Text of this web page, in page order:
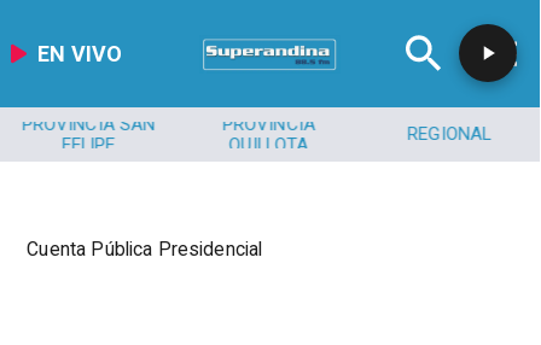
EN VIVO
PROVINCIA SAN
FELIPE
PROVINCIA
QUILLOTA
REGIONAL
Cuenta Pública Presidencial